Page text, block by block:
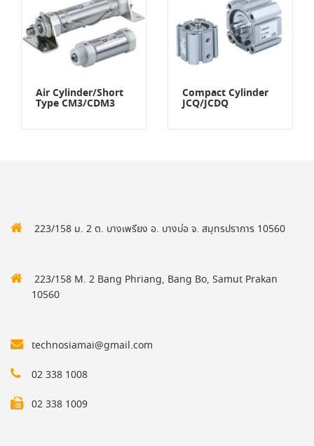
Air Cylinder/Short
Type CM3/CDM3
Compact Cylinder
JCQ/JCDQ
223/158 ม. 2 ต. บางเพรียง อ. บางบ่อ จ. สมุทรปราการ 10560
223/158 M. 2 Bang Phriang, Bang Bo, Samut Prakan
10560
technosiamai@gmail.com
02 338 1008
02 338 1009